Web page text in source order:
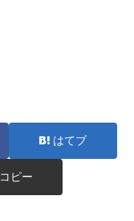
はてブ
コピー